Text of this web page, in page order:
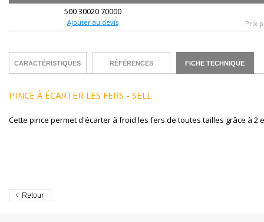
500 30020 70000
Ajouter au devis Prix
CARACTÉRISTIQUES RÉFÉRENCES FICHE TECHNIQUE
PINCE À ÉCARTER LES FERS - SELL
Cette pince permet d'écarter à froid les fers de toutes tailles grâce à